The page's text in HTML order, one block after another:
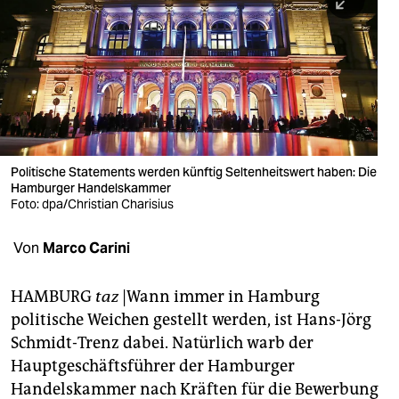
nord
wahrheit
verlag
verlag
veranstaltungen
unterstützen
abo
genossenschaft
Politische Statements werden künftig Seltenheitswert haben: Die
Hamburger Handelskammer
Foto: dpa/Christian Charisius
Von Marco Carini
HAMBURG taz|Wann immer in Hamburg
politische Weichen gestellt werden, ist Hans-Jörg
Schmidt-Trenz dabei. Natürlich warb der
Hauptgeschäftsführer der Hamburger
Handelskammer nach Kräften für die Bewerbung